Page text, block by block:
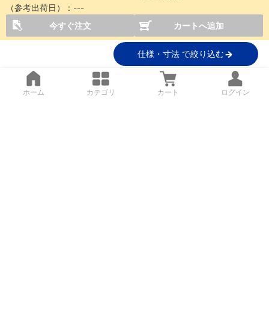
（参考出荷日）： ---
今すぐ注文
カートへ追加
仕様・寸法 で絞り込む
ホーム カテゴリ カート ログイン